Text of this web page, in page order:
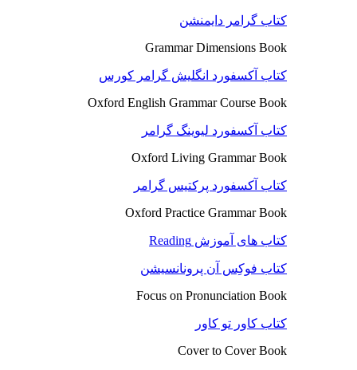
کتاب گرامر دایمنشن
Grammar Dimensions Book
کتاب آکسفورد انگلیش گرامر کورس
Oxford English Grammar Course Book
کتاب آکسفورد لیوینگ گرامر
Oxford Living Grammar Book
کتاب آکسفورد پرکتیس گرامر
Oxford Practice Grammar Book
کتاب های آموزش Reading
کتاب فوکِس آن پرونانسیشن
Focus on Pronunciation Book
کتاب کاور تو کاور
Cover to Cover Book